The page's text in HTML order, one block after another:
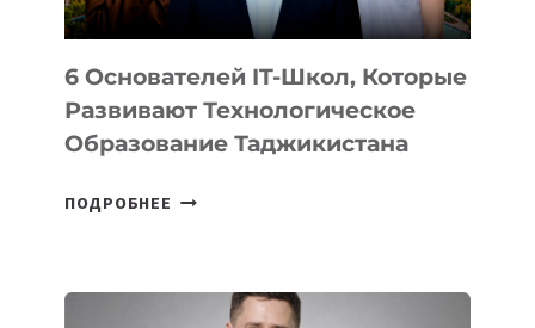
6 Основателей IT-Школ, Которые
Развивают Технологическое
Образование Таджикистана
ПОДРОБНЕЕ
КОТОРЫЕ